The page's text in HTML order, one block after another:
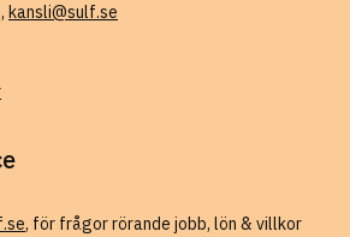
kansli@sulf.se
, för frågor rörande jobb, lön & villkor